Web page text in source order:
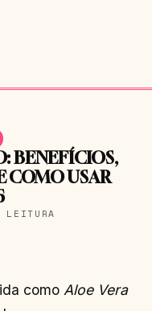
BENEFÍCIOS,
COMO USAR
como Aloe Vera